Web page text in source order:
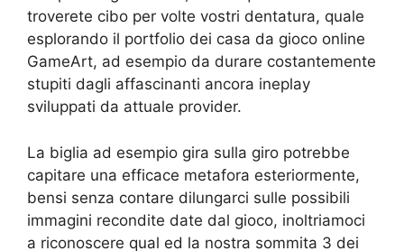
troverete cibo per volte vostri dentatura, quale
esplorando il portfolio dei casa da gioco online
GameArt, ad esempio da durare costantemente
stupiti dagli affascinanti ancora ineplay
sviluppati da attuale provider.
La biglia ad esempio gira sulla giro potrebbe
capitare una efficace metafora esteriormente,
bensi senza contare dilungarci sulle possibili
immagini recondite date dal gioco, inoltriamoci
a riconoscere qual ed la nostra sommita 3 dei